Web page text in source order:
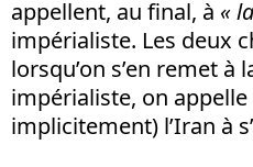
appellent, au final, à «
impérialiste. Les deux
lorsqu’on s’en remet à
impérialiste, on
implicitement) l’Iran à